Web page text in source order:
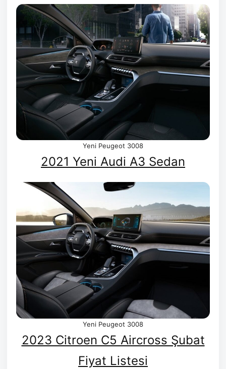
Yeni Peugeot 3008
2021 Yeni Audi A3 Sedan
Yeni Peugeot 3008
2023 Citroen C5 Aircross Şubat
Fiyat Listesi